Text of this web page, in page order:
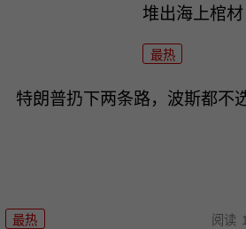
堆出海上棺材
最热
特朗普扔下两条路，波斯都不
最热 阅读